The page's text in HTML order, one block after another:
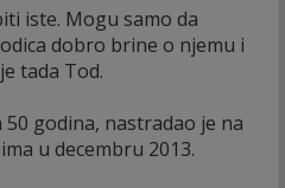
iste. Mogu samo da
dobro brine o njemu i
tada Tod.
godina, nastradao je na
u decembru 2013.